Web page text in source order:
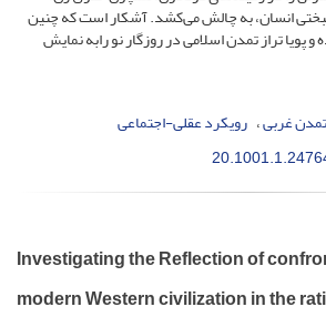
انسان، به چالش می‌کشد. آشکار است که چنین
و پویا تراز تمدن اسلامی در روزگار نو رابه نمایش
تمدن غربی رویکرد عقلی-اجتماعی
Investigating the Reflection of
modern Western civilization in the